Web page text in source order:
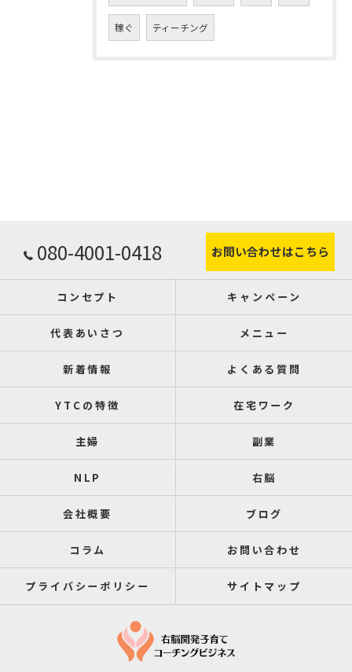
稼ぐ ティーチング
080-4001-0418 お問い合わせはこちら
コンセプト キャンペーン
代表あいさつ メニュー
新着情報 よくある質問
YTCの特徴 在宅ワーク
主婦 副業
NLP 右脳
会社概要 ブログ
コラム お問い合わせ
プライバシーポリシー サイトマップ